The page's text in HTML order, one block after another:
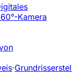
Kamera
·